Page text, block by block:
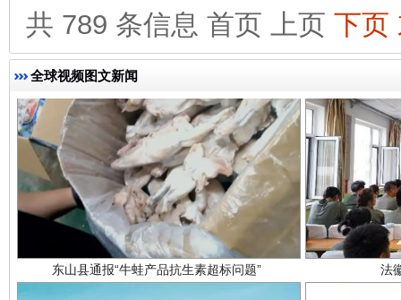
共 789 条信息 首页 上页 下页
全球视频图文新闻
东山县通报“牛蛙产品抗生素超标问题” 法